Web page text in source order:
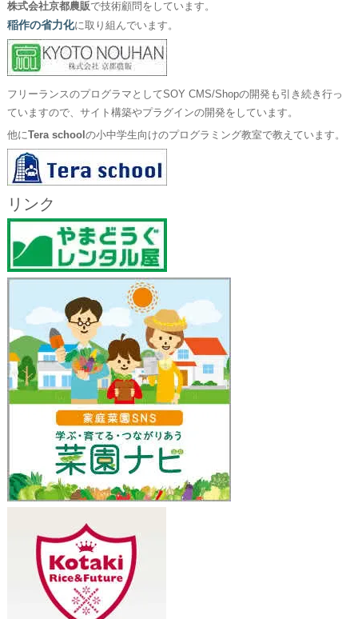
株式会社京都農販で技術顧問をしています。
稲作の省力化に取り組んでいます。
フリーランスのプログラマとしてSOY CMS/Shopの開発も引き続き行っ
ていますので、サイト構築やプラグインの開発をしています。
他にTera school の小中学生向けのプログラミング教室で教えています。
リンク